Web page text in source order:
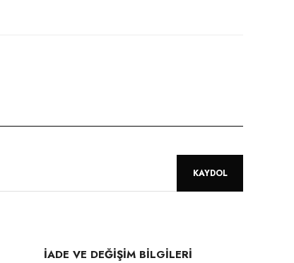
KAYDOL
İADE VE DEĞİŞİM BİLGİLERİ